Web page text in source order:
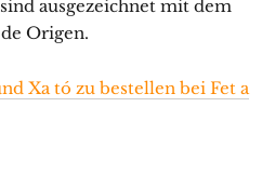
ausgezeichnet mit dem
Origen.
Xa tó zu bestellen bei Fet a